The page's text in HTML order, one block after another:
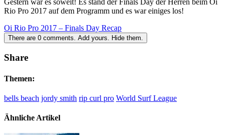
Rio Pro 2017 auf dem Programm und es war einiges los!
Oi Rio Pro 2017 – Finals Day Recap
There are 0 comments. Add yours. Hide them.
Share
Themen:
bells beach jordy smith rip curl pro World Surf League
Ähnliche Artikel